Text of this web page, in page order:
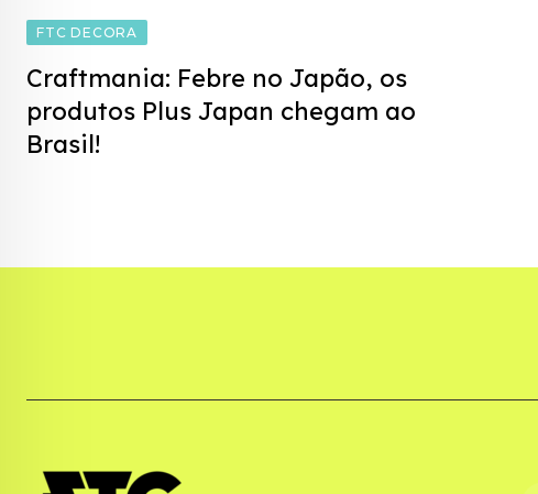
FTC DECORA
Craftmania: Febre no Japão, os
produtos Plus Japan chegam ao
Brasil!